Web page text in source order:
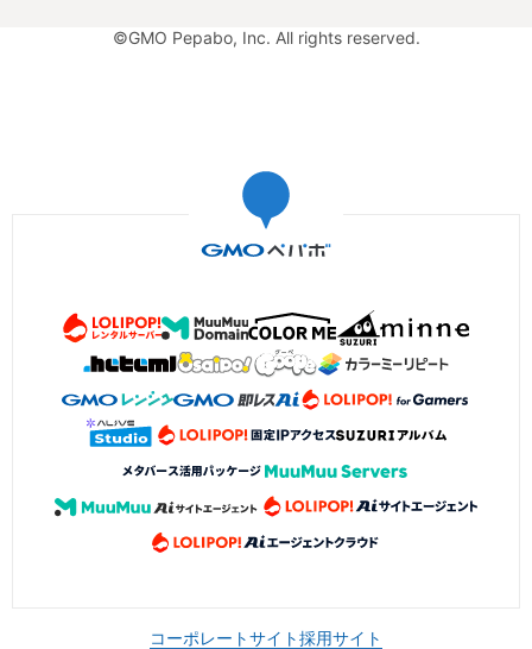
©GMO Pepabo, Inc. All rights reserved.
コーポレートサイト採用サイト